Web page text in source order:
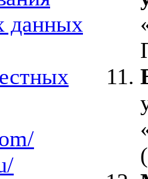
данных